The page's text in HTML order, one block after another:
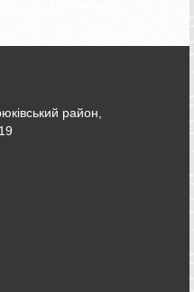
район,